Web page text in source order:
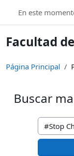
En este
Facultad
Página Principal
Buscar
Buscar